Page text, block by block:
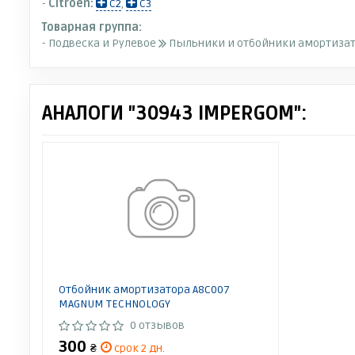
- Citroen: C2,
C3
Товарная группа:
- Подвеска и Рулевое
Пыльники и отбойники
АНАЛОГИ "30943 IMPERGOM":
Отбойник амортизатора A8C007
MAGNUM TECHNOLOGY
0 отзывов
300 ₴
срок 2 дн.